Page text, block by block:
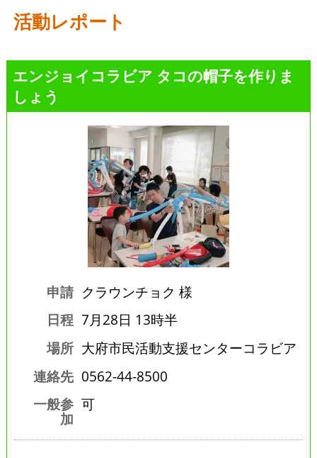
活動レポート
エンジョイコラビア タコの帽子を作りま
しょう
申請 クラウンチョク 様
日程 7月28日 13時半
場所 大府市民活動支援センターコラビア
連絡先 0562-44-8500
一般参
加
可